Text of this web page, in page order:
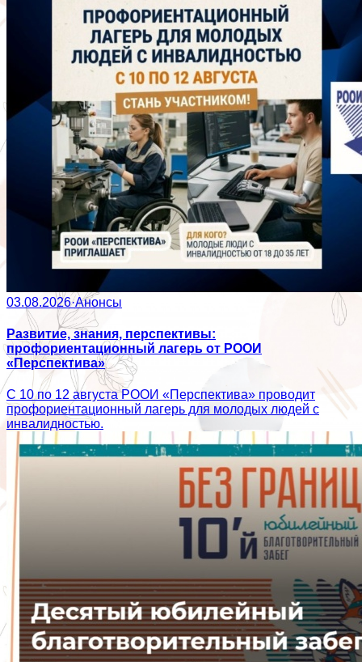
03.08.2026·Анонсы
Развитие, знания, перспективы:
профориентационный лагерь от РООИ
«Перспектива»
С 10 по 12 августа РООИ «Перспектива» проводит
профориентационный лагерь для молодых людей с
инвалидностью.